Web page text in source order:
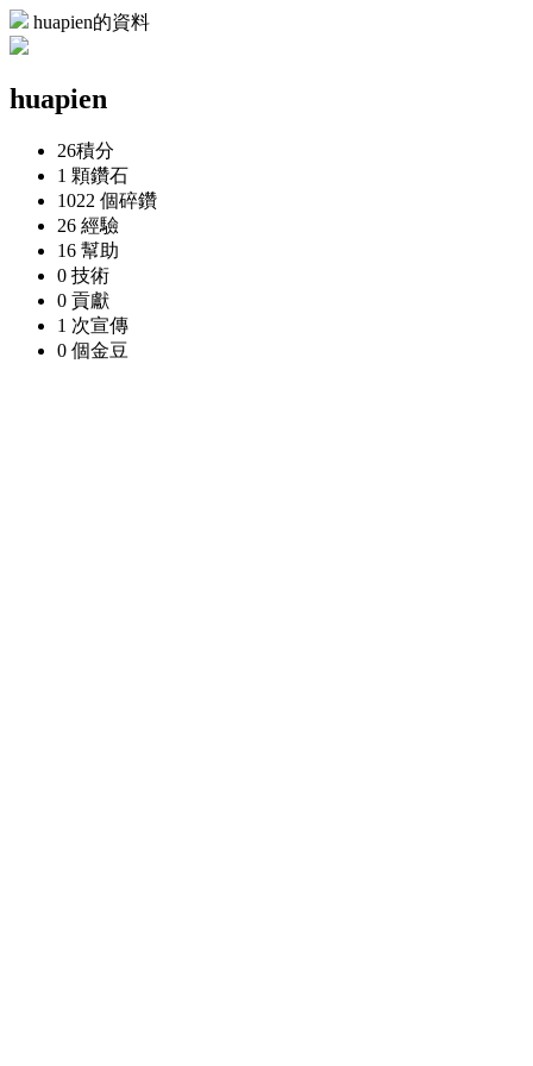
huapien的資料
huapien
26積分
1 顆鑽石
1022 個碎鑽
26 經驗
16 幫助
0 技術
0 貢獻
1 次宣傳
0 個金豆